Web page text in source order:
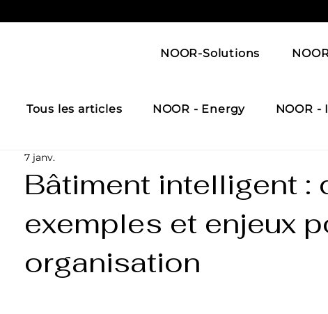
NOOR-Solutions
Tous les articles NOOR - Energy NOOR -
Bâtiment intelligent :
exemples et enjeux
organisation
7 janv.